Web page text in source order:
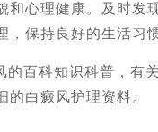
和心理健康。及时发
，保持良好的生活习
的百科知识科普，有
的白癜风护理资料。